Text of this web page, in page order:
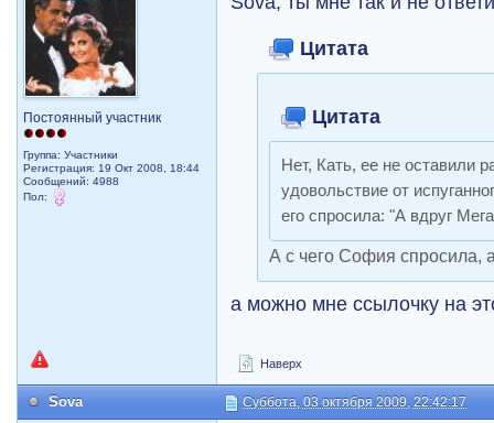
Постоянный участник
Группа: Участники
Регистрация: 19 Окт 2008, 18:44
Сообщений: 4988
Пол:
Цитата
Цитата
Нет, Кать, ее не оставили
удовольствие от
его спросила: "А вдруг
А с чего София спросила,
а можно мне ссылочку на
Наверх
Sova Суббота, 03 октября 2009, 22:42:17